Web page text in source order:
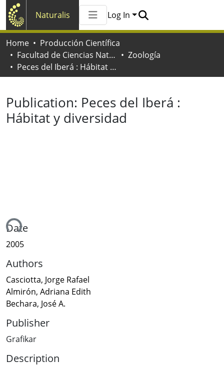
Naturalis
All of Naturalis
Log In
Home
Producción Científica
Facultad de Ciencias Naturales y Museo
Zoología
Peces del Iberá : Hábitat y diversidad
Publication: Peces del Iberá :
Hábitat y diversidad
Date
2005
Authors
Casciotta, Jorge Rafael
Almirón, Adriana Edith
Bechara, José A.
Publisher
Grafikar
Description